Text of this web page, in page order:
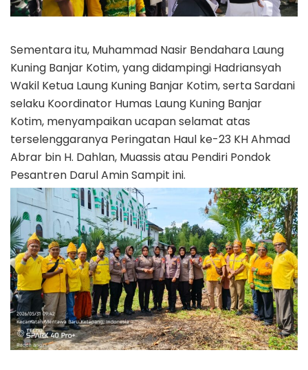
Sementara itu, Muhammad Nasir Bendahara Laung
Kuning Banjar Kotim, yang didampingi Hadriansyah
Wakil Ketua Laung Kuning Banjar Kotim, serta Sardani
selaku Koordinator Humas Laung Kuning Banjar
Kotim, menyampaikan ucapan selamat atas
terselenggaranya Peringatan Haul ke-23 KH Ahmad
Abrar bin H. Dahlan, Muassis atau Pendiri Pondok
Pesantren Darul Amin Sampit ini.